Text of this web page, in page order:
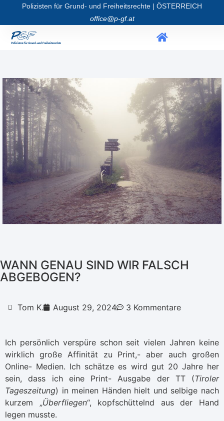
Polizisten für Grund- und Freiheitsrechte | ÖSTERREICH
office@p-gf.at
WANN GENAU SIND WIR FALSCH
ABGEBOGEN?
Tom K. August 29, 2024 3 Kommentare
Ich persönlich verspüre schon seit vielen Jahren keine
wirklich große Affinität zu Print,- aber auch großen
Online- Medien. Ich schätze es wird gut 20 Jahre her
sein, dass ich eine Print- Ausgabe der TT (Tiroler
Tageszeitung) in meinen Händen hielt und selbige nach
kurzem „Überfliegen“, kopfschüttelnd aus der Hand
legen musste.